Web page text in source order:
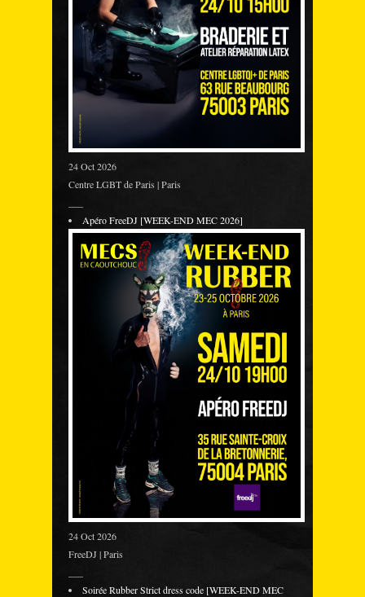
24 Oct 2026
Centre LGBT de Paris | Paris
Apéro FreeDJ [WEEK-END MEC 2026]
24 Oct 2026
FreeDJ | Paris
Soirée Rubber Strict dress code [WEEK-END MEC